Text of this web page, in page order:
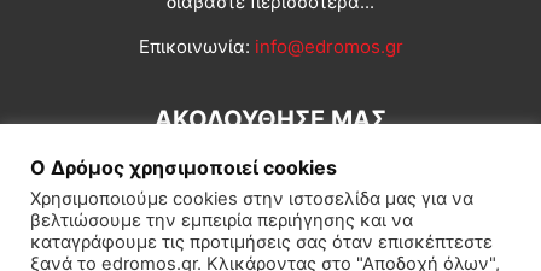
Επικοινωνία: info@edromos.gr
ΑΚΟΛΟΥΘΗΣΕ ΜΑΣ
Ο Δρόμος χρησιμοποιεί cookies
Χρησιμοποιούμε cookies στην ιστοσελίδα μας για να
βελτιώσουμε την εμπειρία περιήγησης και να
καταγράφουμε τις προτιμήσεις σας όταν επισκέπτεστε
ξανά το edromos.gr. Κλικάροντας στο "Αποδοχή όλων",